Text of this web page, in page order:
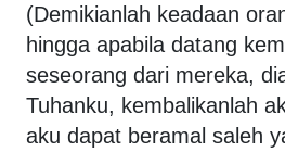
(Demikianlah keadaan
hingga apabila datang
seseorang dari mereka,
Tuhanku, kembalikanlah
aku dapat beramal saleh